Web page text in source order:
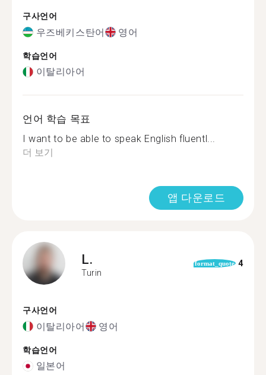
구사언어
우즈베키스탄어 영어
학습언어
이탈리아어
언어 학습 목표
I want to be able to speak English fluentl...
더 보기
앱 다운로드
L.
Turin
format_quote 4
구사언어
이탈리아어 영어
학습언어
일본어